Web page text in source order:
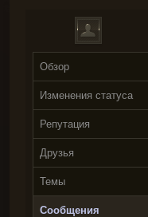
Обзор
Изменения статуса
Репутация
Друзья
Темы
Сообщения